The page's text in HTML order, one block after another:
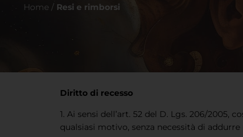
Home / Resi e rimborsi
Diritto di recesso
1. Ai sensi dell’art. 52 del D. Lgs. 206/
qualsiasi motivo, senza necessità di